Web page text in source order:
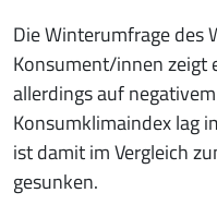
Die Winterumfrage des
Konsument/innen zeigt
allerdings auf
Konsumklimaindex lag
ist damit im Vergleich
gesunken.